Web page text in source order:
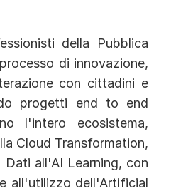
della Pubblica
di innovazione,
con cittadini e
progetti end to end
l'intero ecosistema,
Cloud Transformation,
Dati all'AI Learning, con
all'utilizzo dell'Artificial